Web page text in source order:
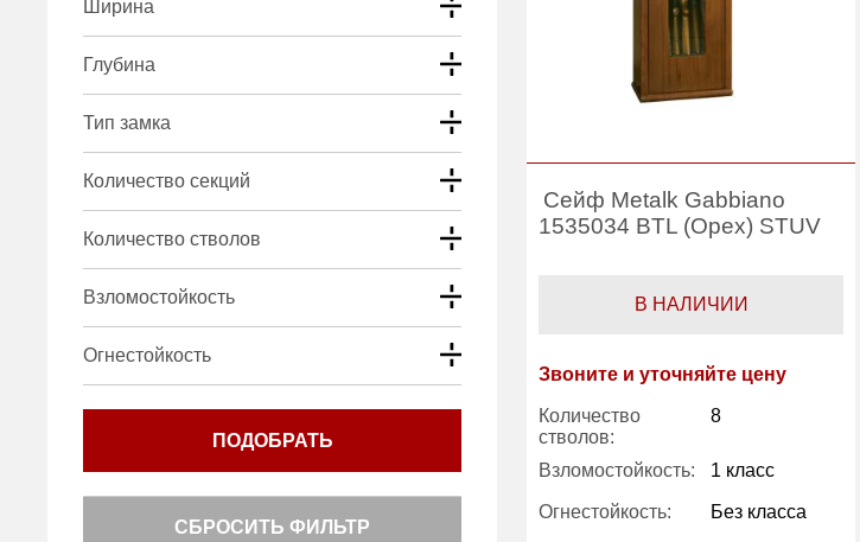
Ширина
Глубина
Тип замка
Количество секций
Количество стволов
Взломостойкость
Огнестойкость
ПОДОБРАТЬ
СБРОСИТЬ ФИЛЬТР
Сейф Metalk Gabbiano
1535034 BTL (Орех) STUV
В НАЛИЧИИ
Звоните и уточняйте цену
Количество
стволов:
8
Взломостойкость: 1 класс
Огнестойкость: Без класса